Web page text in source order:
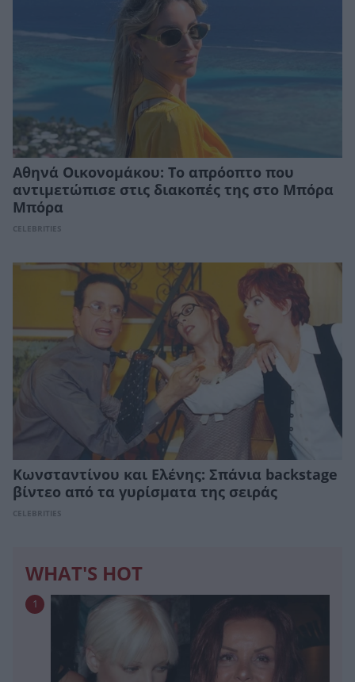
Αθηνά Οικονομάκου: Το απρόοπτο που
αντιμετώπισε στις διακοπές της στο Μπόρα
Μπόρα
CELEBRITIES
Κωνσταντίνου και Ελένης: Σπάνια backstage
βίντεο από τα γυρίσματα της σειράς
CELEBRITIES
WHAT'S HOT
1